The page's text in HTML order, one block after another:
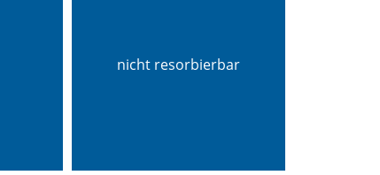
nicht resorbierbar